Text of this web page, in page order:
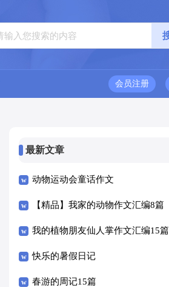
会员注册
最新文章
动物运动会童话作文
【精品】我家的动物作文汇编8篇
我的植物朋友仙人掌作文汇编15篇
快乐的暑假日记
春游的周记15篇